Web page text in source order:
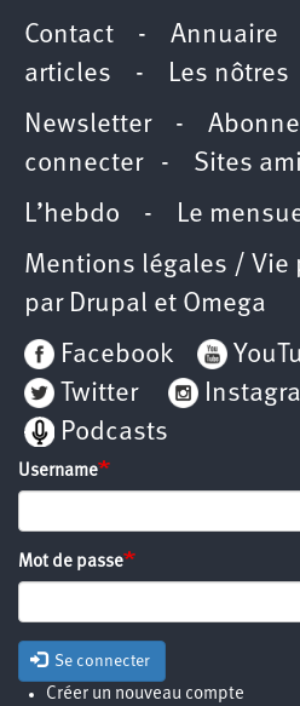
Contact - Annuaire
articles - Les nôtres
Newsletter-
connecter- Sites
L’hebdo - Le
Mentions légales / Vie
par Drupal et Omega
Facebook
Twitter
Podcasts
Username
Mot de passe
Se connecter
Créer un nouveau compte